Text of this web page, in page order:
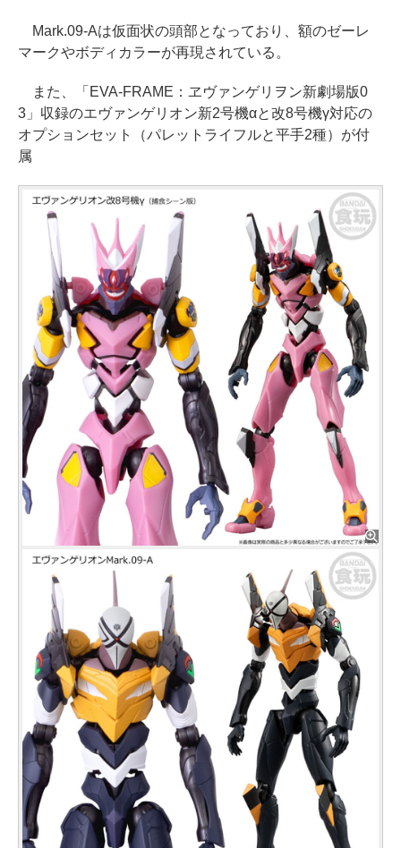
Mark.09-Aは仮面状の頭部となっており、額のゼーレ
マークやボディカラーが再現されている。
また、「EVA-FRAME：ヱヴァンゲリヲン新劇場版0
3」収録のエヴァンゲリオン新2号機αと改8号機γ対応の
オプションセット（パレットライフルと平手2種）が付
属